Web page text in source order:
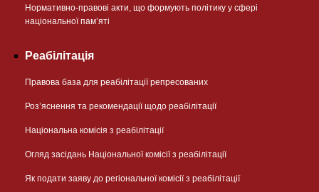
Нормативно-правові акти, що формують політику у сфері
національної памʼяті
Реабілітація
Правова база для реабілітації репресованих
Розʼяснення та рекомендації щодо реабілітації
Національна комісія з реабілітації
Огляд засідань Національної комісії з реабілітації
Як подати заяву до регіональної комісії з реабілітації